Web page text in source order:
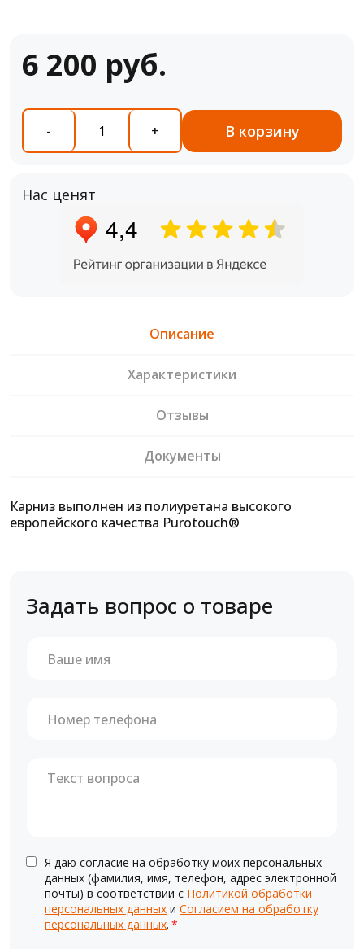
6 200 руб.
- + В корзину
Нас ценят
Описание
Характеристики
Отзывы
Документы
Карниз выполнен из полиуретана высокого
европейского качества Purotouch®
Задать вопрос о товаре
Я даю согласие на обработку моих персональных
данных (фамилия, имя, телефон, адрес электронной
почты) в соответствии с Политикой обработки
персональных данных и Согласием на обработку
персональных данных. *